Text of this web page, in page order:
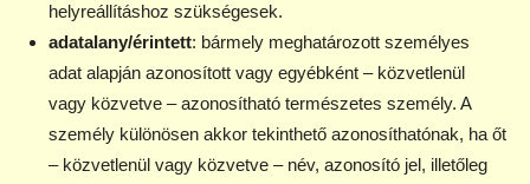
helyreállításhoz szükségesek.
adatalany/érintett: bármely meghatározott személyes
adat alapján azonosított vagy egyébként – közvetlenül
vagy közvetve – azonosítható természetes személy. A
személy különösen akkor tekinthető azonosíthatónak, ha őt
– közvetlenül vagy közvetve – név, azonosító jel, illetőleg